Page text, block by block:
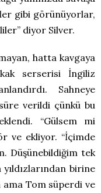
gibi görünüyorlar,
diyor Silver.
hatta kavgaya
serserisi İngiliz
Sahneye
verildi çünkü bu
“Gülsem mi
ve ekliyor. “İçimde
Düşünebildiğim tek
yıldızlarından birine
ama Tom süperdi ve